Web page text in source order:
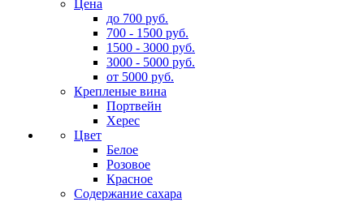
Цена
до 700 руб.
700 - 1500 руб.
1500 - 3000 руб.
3000 - 5000 руб.
от 5000 руб.
Крепленые вина
Портвейн
Херес
Цвет
Белое
Розовое
Красное
Содержание сахара